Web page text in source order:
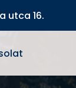
utca 16.